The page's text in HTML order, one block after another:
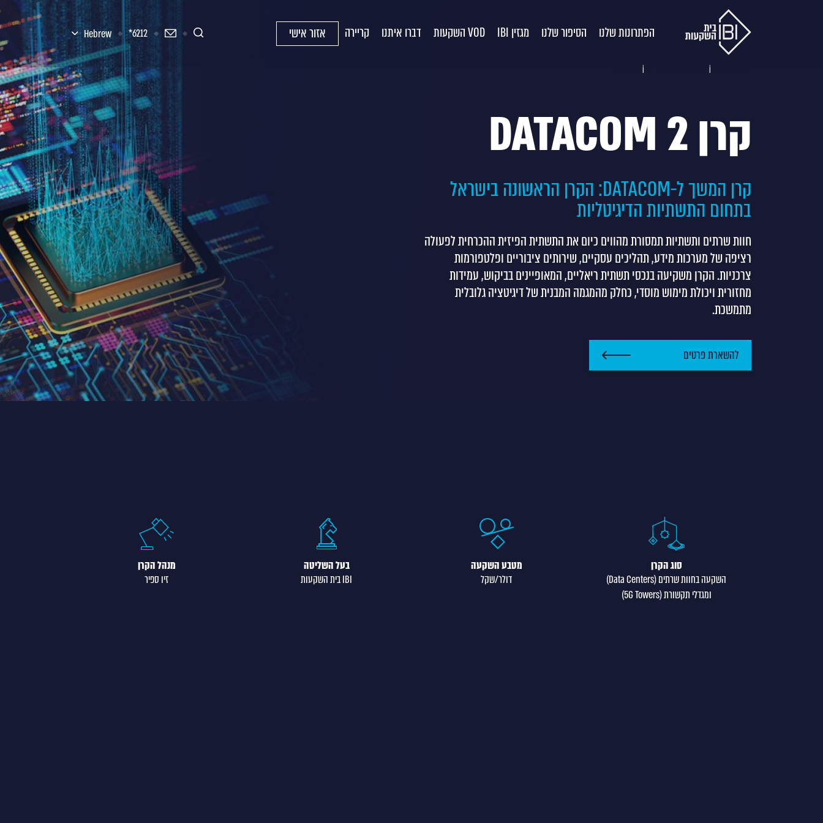
הפתרונות שלנו הסיפור שלנו מגזין IBI VOD השקעות דברו איתנו קריירה אזור אישי 6212*
Hebrew
|
|
קרן DATACOM 2
קרן המשך ל-DATACOM: הקרן הראשונה בישראל
בתחום התשתיות הדיגיטליות
חוות שרתים ותשתיות תמסורת מהווים כיום את התשתית הפיזית ההכרחית לפעולה
רציפה של מערכות מידע, תהליכים עסקיים, שירותים ציבוריים ופלטפורמות
צרכניות. הקרן משקיעה בנכסי תשתית ריאליים, המאופיינים בביקוש, עמידות
מחזורית ויכולת מימוש מוסדי, כחלק מהמגמה המבנית של דיגיטציה גלובלית
מתמשכת.
להשארת פרטים
סוג הקרן
השקעה בחוות שרתים (Data Centers)
ומגדלי תקשורת (5G Towers)
מטבע השקעה
דולר/שקל
בעל השליטה
IBI בית השקעות
מנהל הקרן
זיו ספיר